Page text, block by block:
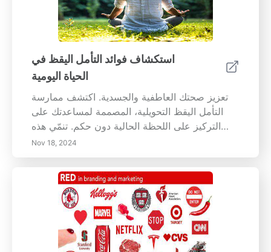
استكشاف فوائد التأمل اليقظ في
الحياة اليومية
تعزيز صحتك العاطفية والجسدية. اكتشف ممارسة
التأمل اليقظ التحويلية، المصممة لمساعدتك على
التركيز على اللحظة الحالية دون حكم. تنمّي هذه
الطريقة الشمولية الوعي العاطفي العالي والفوائد
الصحية الجسدية، بدءاً من تقليل التوتر والقلق إلى
تحسين النوم ووظيفة المناعة. استكشف المزايا
النفسية، بما في ذلك زيادة التركيز والمرونة العاطفية
والعلاقات المحسنة. تعلم تقنيات عملية لإدماج
اليقظة في حياتك اليومية، من تناول الطعام اليقظ
إلى تمارين التأمل. سواء كنت مبتدئًا أو ترغب في
توسيع ممارستك، يقدم دليلنا الشامل رؤى وأساليب
Nov 18, 2024